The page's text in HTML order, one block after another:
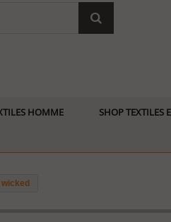
HOMME SHOP TEXTILES